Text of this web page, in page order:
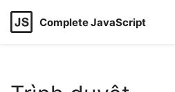
Complete JavaScript